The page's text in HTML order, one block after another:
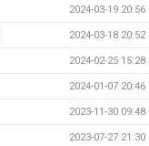
2024-03-19 20:56
2024-03-18 20:52
2024-02-25 15:28
2024-01-07 20:46
2023-11-30 09:48
2023-07-27 21:30